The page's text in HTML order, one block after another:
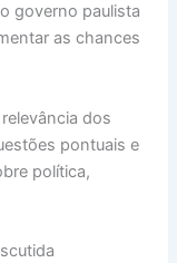
governo paulista
as chances
dos
pontuais e
política,